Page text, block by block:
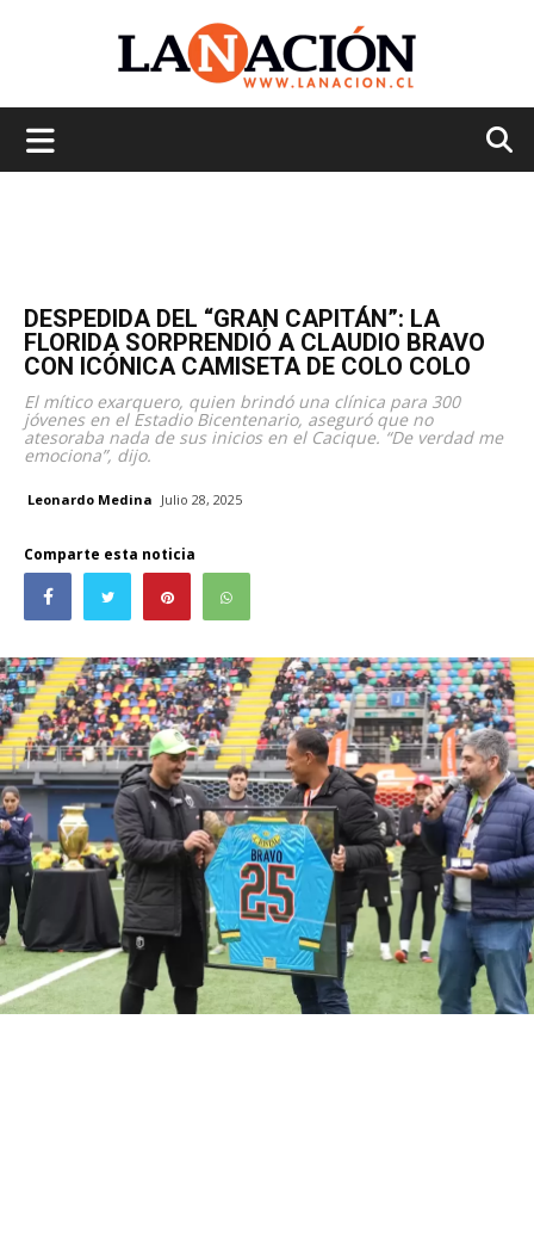
DESPEDIDA DEL “GRAN CAPITÁN”: LA
FLORIDA SORPRENDIÓ A CLAUDIO BRAVO
CON ICÓNICA CAMISETA DE COLO COLO
El mítico exarquero, quien brindó una clínica para 300
jóvenes en el Estadio Bicentenario, aseguró que no
atesoraba nada de sus inicios en el Cacique. “De verdad me
emociona”, dijo.
Leonardo Medina Julio 28, 2025
Comparte esta noticia